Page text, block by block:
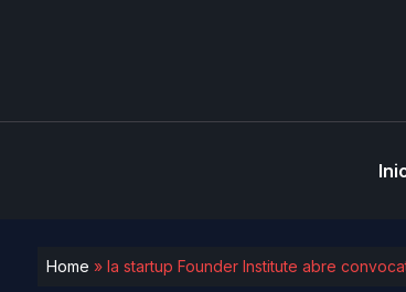
Home » la startup Founder Institute abre